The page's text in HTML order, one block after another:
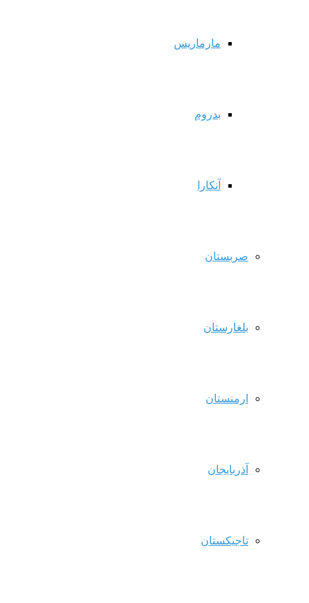
مارماریس
بدروم
آنکارا
صربستان
بلغارستان
ارمنستان
آذربایجان
تاجیکستان